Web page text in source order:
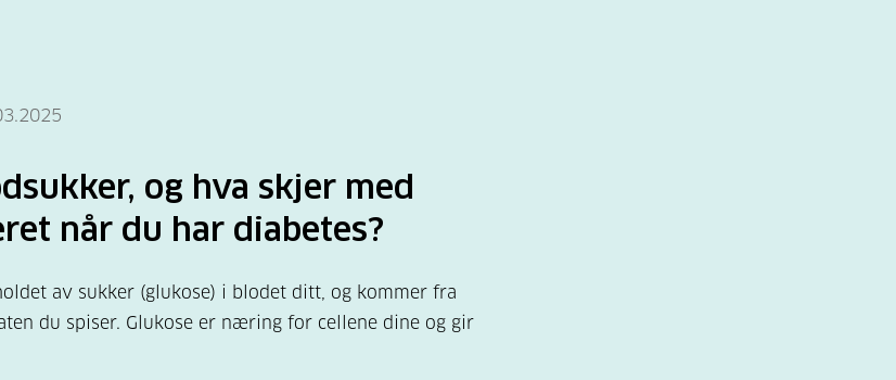
og hva skjer med
når du har diabetes?
av sukker (glukose) i blodet ditt, og kommer fra
du spiser. Glukose er næring for cellene dine og gir